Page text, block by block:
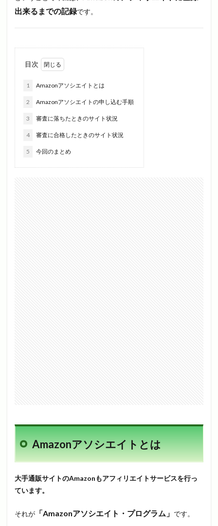
出来るまでの記録です。
目次
1 Amazonアソシエイトとは
2 Amazonアソシエイトの申し込む手順
3 審査に落ちたときのサイト状況
4 審査に合格したときのサイト状況
5 今回のまとめ
Amazonアソシエイトとは
大手通販サイトのAmazonもアフィリエイトサービスを行っ
ています。
それが 「Amazonアソシエイト・プログラム」 です。